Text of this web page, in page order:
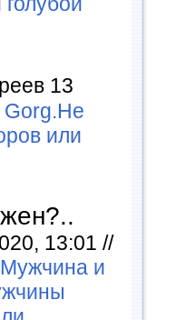
13
Gorg.Не
или
13:01 //
и